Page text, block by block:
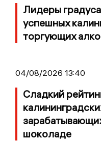
Лидеры
успешных
торгующих
04/08/2026 13:40
Сладкий
шоколаде